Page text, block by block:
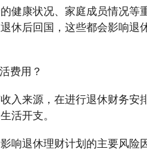
健康状况、家庭成员情况等
休后回国，这些都会影响退
费用？
入来源，在进行退休财务安
活开支。
响退休理财计划的主要风险